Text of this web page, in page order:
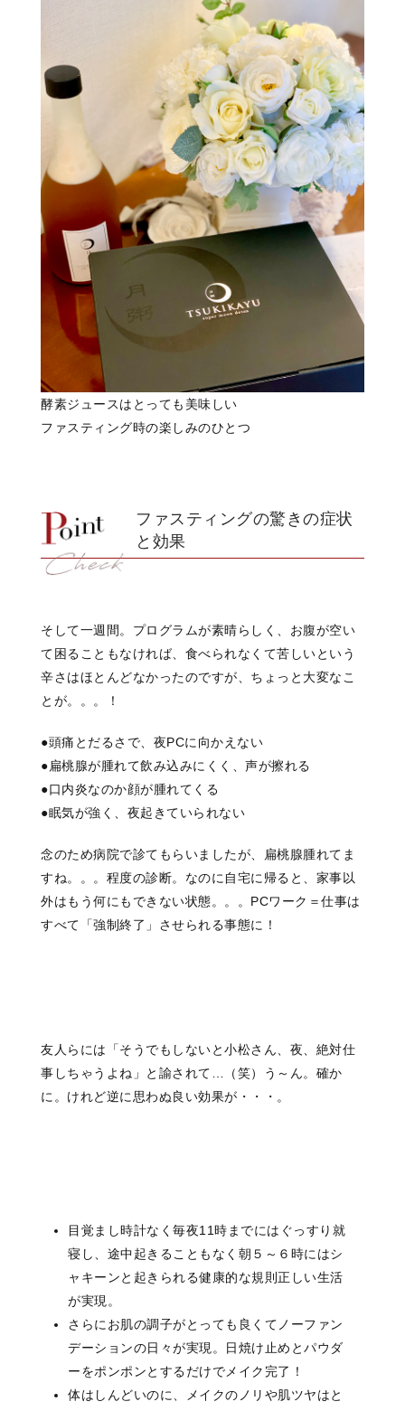
酵素ジュースはとっても美味しい
ファスティング時の楽しみのひとつ
ファスティングの驚きの症状
と効果
そして一週間。 プログラムが素晴らしく、 お腹が空い
て困ることもなければ、 食べられなくて苦しいという
辛さはほとんどなかったのですが、 ちょっと大変なこ
とが。。。！
●頭痛とだるさで、 夜PCに向かえない
●扁桃腺が腫れて飲み込みにくく、 声が擦れる
●口内炎なのか顔が腫れてくる
●眠気が強く、 夜起きていられない
念のため病院で診てもらいましたが、
扁桃腺腫れてま
すね。。。 程度の診断。 なのに自宅に帰ると、 家事以
外はもう何にもできない状態。。。 PCワーク＝仕事は
すべて 「強制終了」させられる事態に！
友人らには 「そうでもしないと小松さん、夜、 絶対仕
事しちゃうよね」
と諭されて…（笑）
う～ん。確か
に。 けれど逆に思わぬ良い効果が・・・。
目覚まし時計なく 毎夜11時までにはぐっすり就
寝し、 途中起きることもなく 朝５～６時にはシ
ャキーンと起きられる健康的な規則正しい生活
が実現。
さらにお肌の調子がとっても良くて ノーファン
デーションの日々が実現。
日焼け止めとパウダ
ーをポンポンとするだけでメイク完了！
体はしんどいのに、メイクのノリや肌ツヤはと